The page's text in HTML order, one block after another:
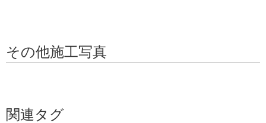
その他施工写真
関連タグ